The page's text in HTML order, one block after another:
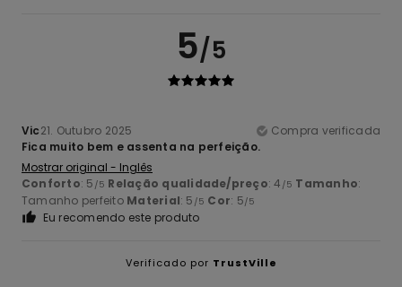
5/5
Vic21. Outubro 2025
Compra verificada
Fica muito bem e assenta na perfeição.
Mostrar original - Inglês
Conforto: 5 /5 Relação qualidade/preço: 4 /5 Tamanho:
Tamanho perfeito Material: 5 /5 Cor: 5/5
Eu recomendo este produto
Verificado por TrustVille